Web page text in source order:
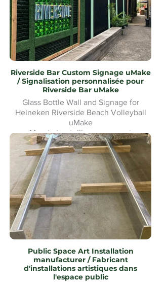
Riverside Bar Custom Signage uMake
/ Signalisation personnalisée pour
Riverside Bar uMake
Glass Bottle Wall and Signage for
Heineken Riverside Beach Volleyball
uMake
Mur de bouteilles en verre et
signalétique pour le Heineken Riverside
Beach Volleyball
Public Space Art Installation
manufacturer / Fabricant
d'installations artistiques dans
l'espace public